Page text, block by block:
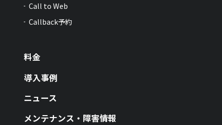
Call to Web
Callback予約
料金
導入事例
ニュース
メンテナンス・障害情報